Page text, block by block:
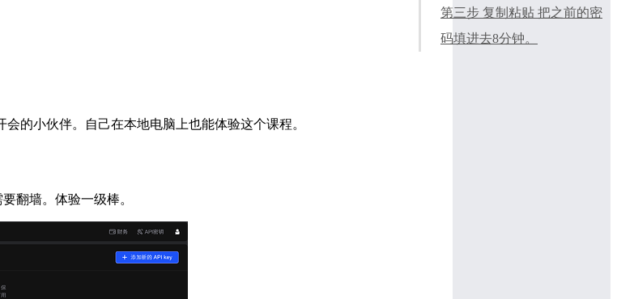
的小伙伴。自己在本地电脑上也能体验这个课程。
翻墙。体验一级棒。
分钟
第三步 复制粘贴 把之前的密
码填进去8分钟。